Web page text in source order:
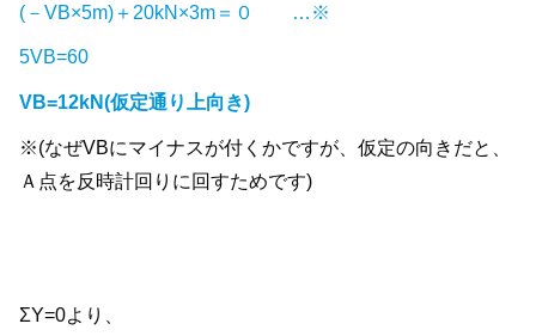
(－VB×5m)＋20kN×3m＝０ …※
5VB=60
VB=12kN(仮定通り上向き)
※(なぜVBにマイナスが付くかですが、仮定の向きだと、
Ａ点を反時計回りに回すためです)
ΣY=0より、